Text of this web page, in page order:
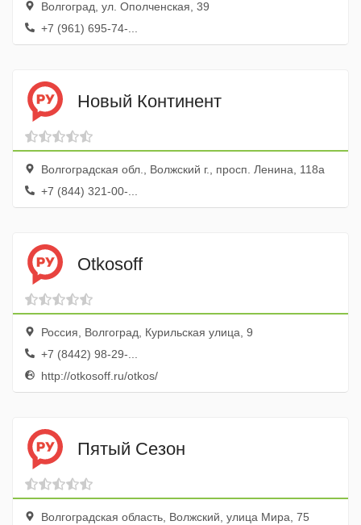
Волгоград, ул. Ополченская, 39
+7 (961) 695-74-...
Новый Континент
Волгоградская обл., Волжский г., просп. Ленина, 118а
+7 (844) 321-00-...
Otkosoff
Россия, Волгоград, Курильская улица, 9
+7 (8442) 98-29-...
http://otkosoff.ru/otkos/
Пятый Сезон
Волгоградская область, Волжский, улица Мира, 75